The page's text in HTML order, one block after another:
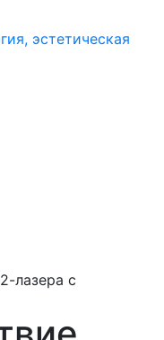
эстетическая
лазера с